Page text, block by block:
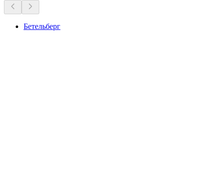
Бетельберг